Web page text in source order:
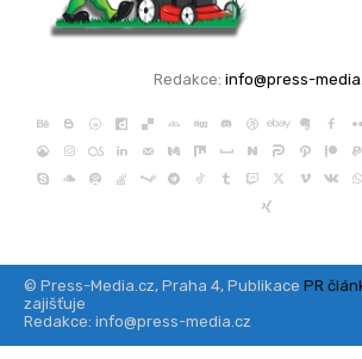
Redakce: info@press-
© Press-Media.cz, Praha 4, Publikace PR
zajišťuje
Redakce: info@press-media.cz